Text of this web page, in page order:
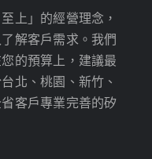
上」的經營理念，
解客戶需求。我們
的預算上，建議最
北、桃園、新竹、
客戶專業完善的矽